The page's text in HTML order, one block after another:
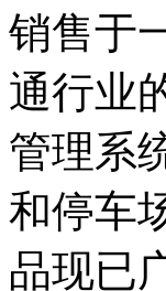
销售于
通行业
管理系
和停车
品现已